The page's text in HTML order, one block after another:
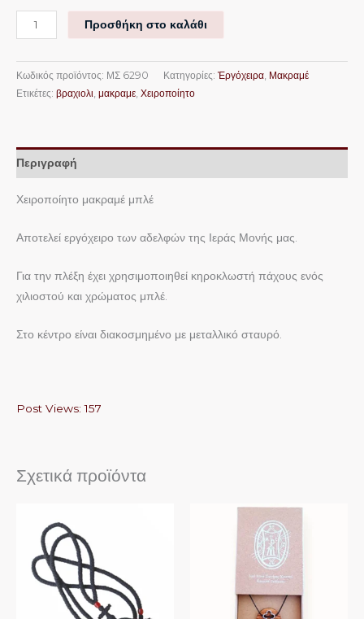
Προσθήκη στο καλάθι
Κωδικός προϊόντος: ΜΣ 6290 Κατηγορίες: Ἐργόχειρα, Μακραμέ
Ετικέτες: βραχιολι, μακραμε, Χειροποίητο
Περιγραφή
Χειροποίητο μακραμέ μπλέ
Αποτελεί εργόχειρο των αδελφών της Ιεράς Μονής μας.
Για την πλέξη έχει χρησιμοποιηθεί κηροκλωστή πάχους ενός
χιλιοστού και χρώματος μπλέ.
Στο κέντρο είναι διακοσμημένο με μεταλλικό σταυρό.
Post Views: 157
Σχετικά προϊόντα
προϊόν
έχει
πολλαπλές
παραλλαγές.